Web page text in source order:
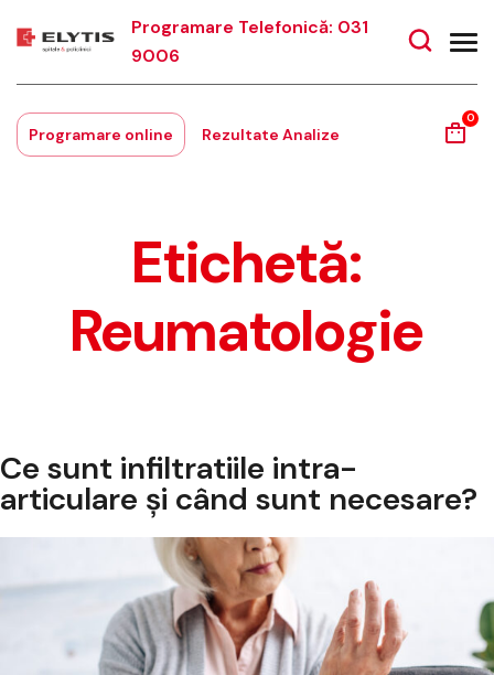
Programare Telefonică: 031
9006
Programare online Rezultate Analize
0
Etichetă:
Reumatologie
Ce sunt infiltratiile intra-
articulare și când sunt necesare?